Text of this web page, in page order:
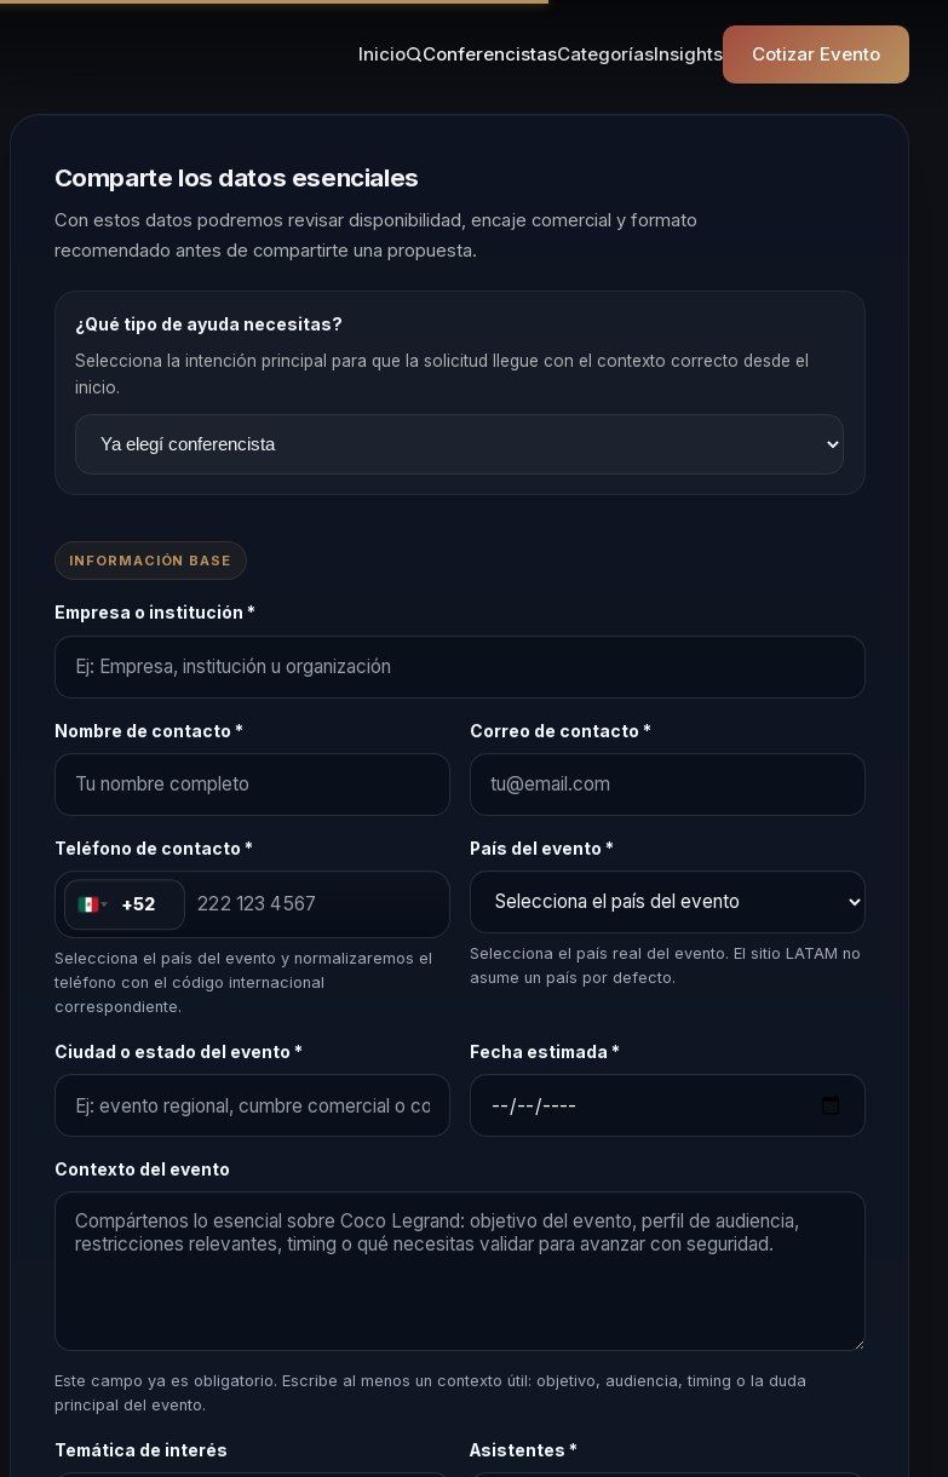
Inicio ConferencistasCategoríasInsights Cotizar Evento
Comparte los datos esenciales
Con estos datos podremos revisar disponibilidad, encaje comercial y formato
recomendado antes de compartirte una propuesta.
¿Qué tipo de ayuda necesitas?
Selecciona la intención principal para que la solicitud llegue con el contexto correcto desde el
inicio.
INFORMACIÓN BASE
Empresa o institución *
Nombre de contacto * Correo de contacto *
Teléfono de contacto *
+52
Selecciona el país del evento y normalizaremos el
teléfono con el código internacional
correspondiente.
País del evento *
Selecciona el país real del evento. El sitio LATAM no
asume un país por defecto.
Ciudad o estado del evento * Fecha estimada *
Contexto del evento
Este campo ya es obligatorio. Escribe al menos un contexto útil: objetivo, audiencia, timing o la duda
principal del evento.
Temática de interés Asistentes *